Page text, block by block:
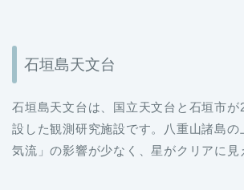
石垣島天文台
石垣島天文台は、国立天文台と石垣市が
設した観測研究施設です。八重山諸島の
気流」の影響が少なく、星がクリアに見